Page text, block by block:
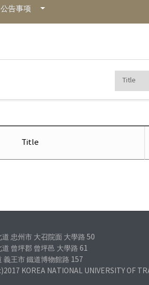
公告事项
料室
Title
忠州市 大召院面 大學路 50
曾坪郡 曾坪邑 大學路 61
義王市 鐵道博物館路 157
KOREA NATIONAL UNIVERSITY OF